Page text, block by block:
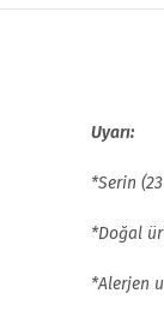
Uyarı:
*Serin
*Doğal
*Alerjen